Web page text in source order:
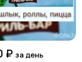
₽ за день